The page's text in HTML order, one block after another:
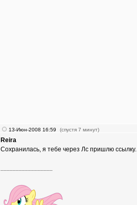
13-Июн-2008 16:59 (спустя 7 минут)
Reira
Сохранилась, я тебе через Лс пришлю ссылку.